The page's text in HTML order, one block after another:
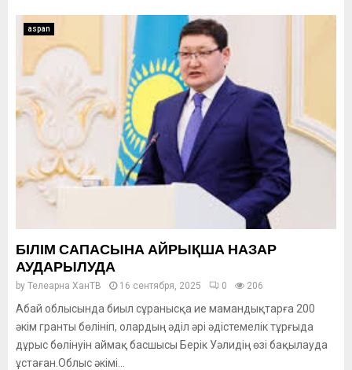
aspan
БІЛІМ САПАСЫНА АЙРЫҚША НАЗАР
АУДАРЫЛУДА
by Телеарна ХанТВ 16 сентября, 2025 0 206
Абай облысында биыл сұранысқа ие мамандықтарға 200
әкім гранты бөлініп, олардың әділ әрі әдістемелік тұрғыда
дұрыс бөлінуін аймақ басшысы Берік Уәлидің өзі бақылауда
ұстаған.Облыс әкімі...